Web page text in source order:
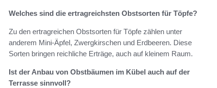
Welches sind die ertragreichsten Obstsorten für Töpfe?
Zu den ertragreichen Obstsorten für Töpfe zählen unter
anderem Mini-Äpfel, Zwergkirschen und Erdbeeren. Diese
Sorten bringen reichliche Erträge, auch auf kleinem Raum.
Ist der Anbau von Obstbäumen im Kübel auch auf der
Terrasse sinnvoll?